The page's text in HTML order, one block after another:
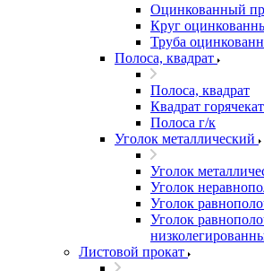
Оцинкованный
Круг
Труба
Полоса, квадрат
Полоса, квадрат
Квадрат
Полоса г/к
Уголок металлический
Уголок
Уголок
Уголок
Уголок
Листовой прокат